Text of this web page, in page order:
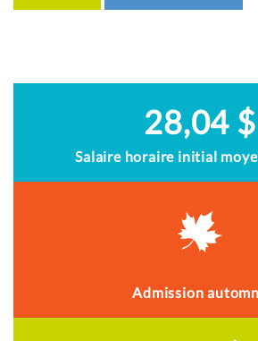
28,04 $
Salaire horaire initial
Admission